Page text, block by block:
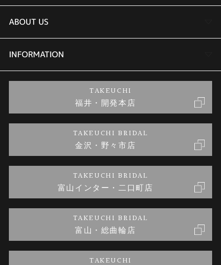
結婚指輪
セットリング
婚約ネックレス
金・プラチナのお取引
TAKEUCHI BRIDAL金沢本店情報
商品一覧
ブランドリスト
金澤指輪工房｜手作りペアリング
金澤指輪工房｜手作り結婚指輪 and 婚約指輪
金澤指輪工房｜手作り婚約指輪プロポーズプラン
ABOUT US
会社概要
お客様の声
INFORMATION
プライバシーポリシー
TAKEUCHI
福井・開発本店
TAKEUCHI BRIDAL
金沢・野々市店
TAKEUCHI BRIDAL
富山インター・二口町店
TAKEUCHI BRIDAL
富山・総曲輪店
TAKEUCHI